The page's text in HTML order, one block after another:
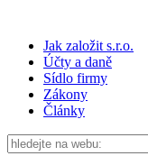
Jak založit s.r.o.
Účty a daně
Sídlo firmy
Zákony
Články